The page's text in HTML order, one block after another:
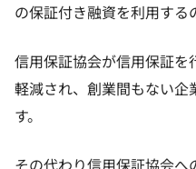
の保証付き融資を利用する
信用保証協会が信用保証
軽減され、創業間もない企
す。